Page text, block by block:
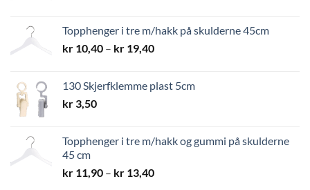
kr 8,40
Topphenger i tre m/hakk på skulderne 45cm
kr 10,40 – kr 19,40Prisområde:
kr 19,40
130 Skjerfklemme plast 5cm
kr 3,50
Topphenger i tre m/hakk og gummi på skulderne
45 cm
kr 11,90 – kr 13,40Prisområde: